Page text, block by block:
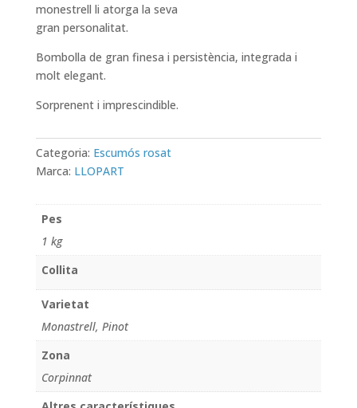
monestrell li atorga la seva
gran personalitat.
Bombolla de gran finesa i persistència, integrada i
molt elegant.
Sorprenent i imprescindible.
Categoria: Escumós rosat
Marca: LLOPART
Pes
1 kg
Collita
Varietat
Monastrell, Pinot
Zona
Corpinnat